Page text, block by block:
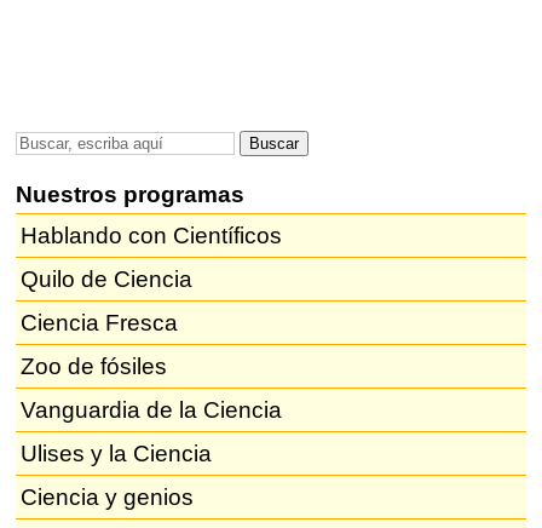
Nuestros programas
Hablando con Científicos
Quilo de Ciencia
Ciencia Fresca
Zoo de fósiles
Vanguardia de la Ciencia
Ulises y la Ciencia
Ciencia y genios